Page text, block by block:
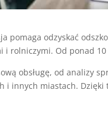
pomaga odzyskać
i rolniczymi. Od ponad
obsługę, od analizy
i innych miastach.